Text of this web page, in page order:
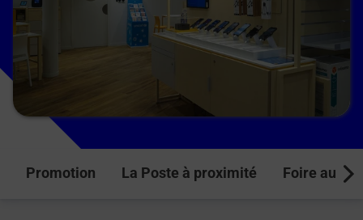
Promotion La Poste à proximité Foire aux